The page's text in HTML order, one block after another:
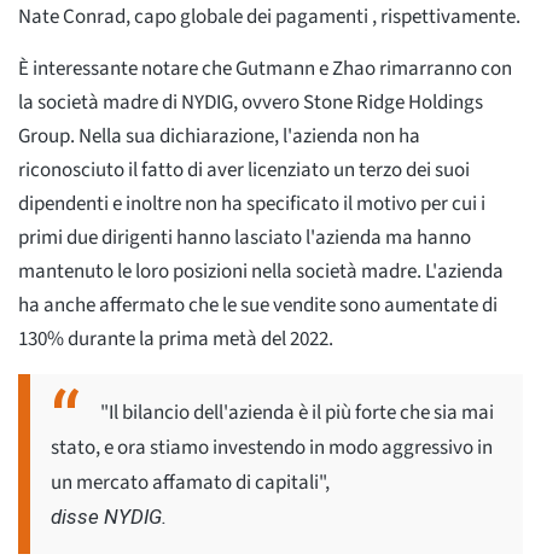
Nate Conrad, capo globale dei pagamenti , rispettivamente.
È interessante notare che Gutmann e Zhao rimarranno con
la società madre di NYDIG, ovvero Stone Ridge Holdings
Group. Nella sua dichiarazione, l'azienda non ha
riconosciuto il fatto di aver licenziato un terzo dei suoi
dipendenti e inoltre non ha specificato il motivo per cui i
primi due dirigenti hanno lasciato l'azienda ma hanno
mantenuto le loro posizioni nella società madre. L'azienda
ha anche affermato che le sue vendite sono aumentate di
130% durante la prima metà del 2022.
"Il bilancio dell'azienda è il più forte che sia mai
stato, e ora stiamo investendo in modo aggressivo in
un mercato affamato di capitali",
disse NYDIG.